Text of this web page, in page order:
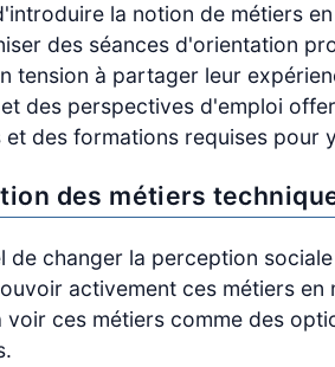
la notion de métiers
des séances d'orientation
tension à partager leur
des perspectives d'emploi
et des formations requises pour
des métiers
de changer la perception
activement ces métiers
voir ces métiers comme des